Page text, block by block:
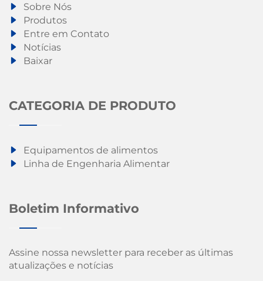
Sobre Nós
Produtos
Entre em Contato
Notícias
Baixar
CATEGORIA DE PRODUTO
Equipamentos de alimentos
Linha de Engenharia Alimentar
Boletim Informativo
Assine nossa newsletter para receber as últimas
atualizações e notícias